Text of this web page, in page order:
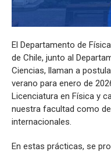
El Departamento de
de Chile, junto al
Ciencias, llaman a
verano para enero de
Licenciatura en Física y
nuestra facultad como
internacionales.
En estas prácticas, se